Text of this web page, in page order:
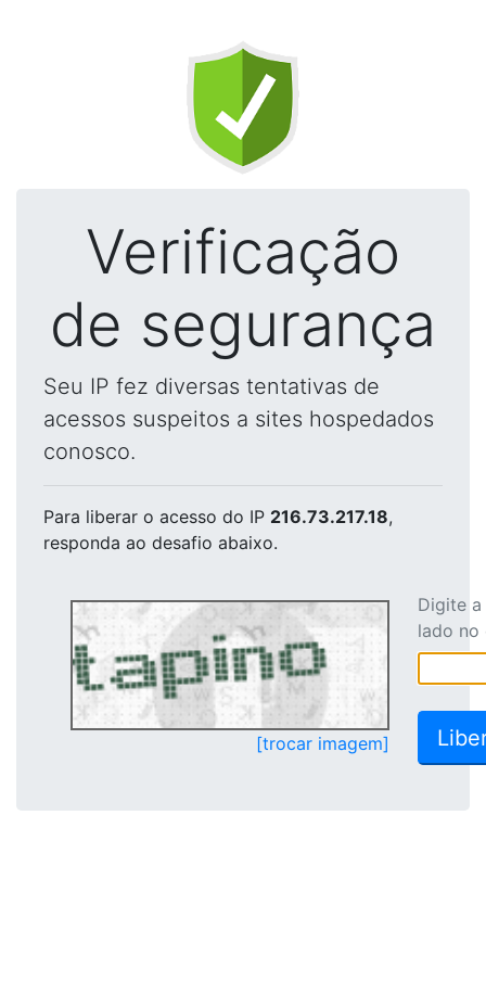
Verificação
de segurança
Seu IP fez diversas tentativas de
acessos suspeitos a sites hospedados
conosco.
Para liberar o acesso do IP 216.73.217.18,
responda ao desafio abaixo.
[trocar imagem]
Digite
lado no